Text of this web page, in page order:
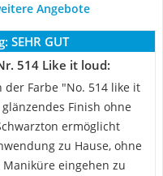
Angebote
SEHR GUT
514 Like it loud:
der Farbe "No. 514 like it
Finish ohne
ermöglicht
zu Hause, ohne
eingehen zu